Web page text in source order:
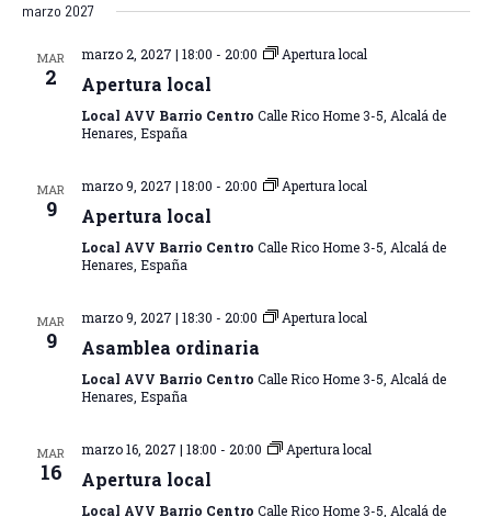
marzo 2027
MAR
2
marzo 2, 2027 | 18:00 - 20:00 Apertura local
Apertura local
Local AVV Barrio Centro Calle Rico Home 3-5, Alcalá de
Henares, España
MAR
9
marzo 9, 2027 | 18:00 - 20:00 Apertura local
Apertura local
Local AVV Barrio Centro Calle Rico Home 3-5, Alcalá de
Henares, España
MAR
9
marzo 9, 2027 | 18:30 - 20:00 Apertura local
Asamblea ordinaria
Local AVV Barrio Centro Calle Rico Home 3-5, Alcalá de
Henares, España
MAR
16
marzo 16, 2027 | 18:00 - 20:00 Apertura local
Apertura local
Local AVV Barrio Centro Calle Rico Home 3-5, Alcalá de